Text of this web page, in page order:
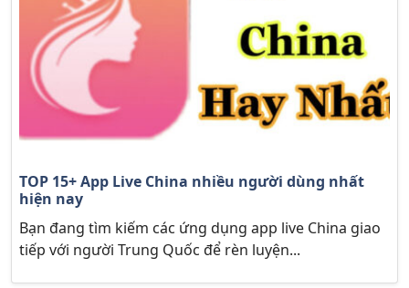
TOP 15+ App Live China nhiều người dùng nhất
hiện nay
Bạn đang tìm kiếm các ứng dụng app live China giao
tiếp với người Trung Quốc để rèn luyện...